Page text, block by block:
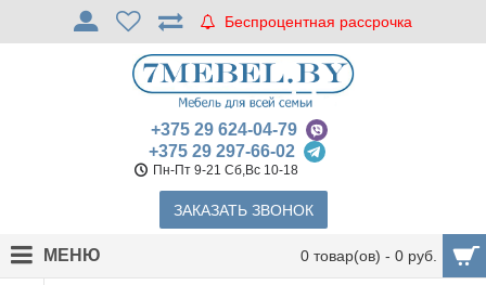
Беспроцентная рассрочка
+375 29 624-04-79
+375 29 297-66-02
Пн-Пт 9-21 Сб,Вс 10-18
ЗАКАЗАТЬ ЗВОНОК
0 товар(ов) - 0 руб.
МЕНЮ